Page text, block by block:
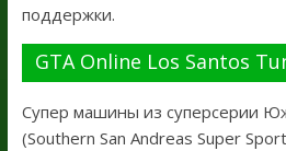
поддержки.
GTA Online Los Santos
Супер машины из суперсерии
(Southern San Andreas Super